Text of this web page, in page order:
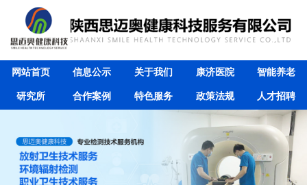
网站首页 信息公示 关于我们 康济医院 智能养老
研究所 合作案例 特色服务 政策法规 人才招聘